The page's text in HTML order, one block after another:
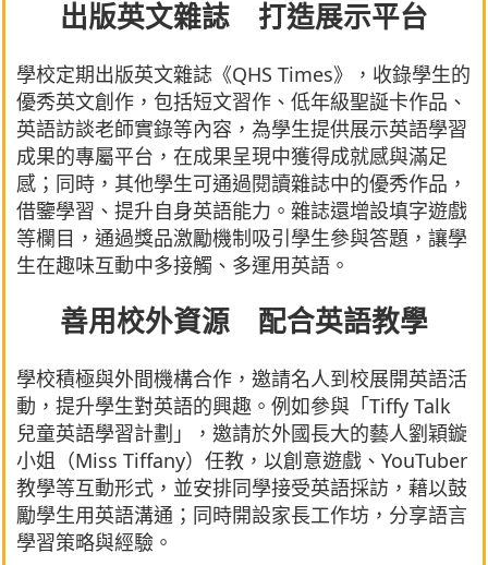
出版英文雜誌 打造展示平台
學校定期出版英文雜誌《QHS Times》，收錄學生的
優秀英文創作，包括短文習作、低年級聖誕卡作品、
英語訪談老師實錄等內容，為學生提供展示英語學習
成果的專屬平台，在成果呈現中獲得成就感與滿足
感；同時，其他學生可通過閱讀雜誌中的優秀作品，
借鑒學習、提升自身英語能力。雜誌還增設填字遊戲
等欄目，通過獎品激勵機制吸引學生參與答題，讓學
生在趣味互動中多接觸、多運用英語。
善用校外資源 配合英語教學
學校積極與外間機構合作，邀請名人到校展開英語活
動，提升學生對英語的興趣。例如參與「Tiffy Talk
兒童英語學習計劃」，邀請於外國長大的藝人劉穎鏇
小姐（Miss Tiffany）任教，以創意遊戲、YouTuber
教學等互動形式，並安排同學接受英語採訪，藉以鼓
勵學生用英語溝通；同時開設家長工作坊，分享語言
學習策略與經驗。